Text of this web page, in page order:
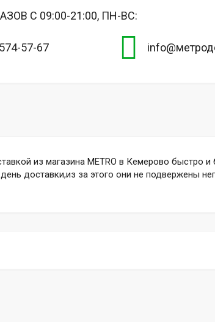
С 09:00-21:00, ПН-ВС:
57-67
из магазина METRO в Кемерово быстро и
доставки,из за этого они не подвержены